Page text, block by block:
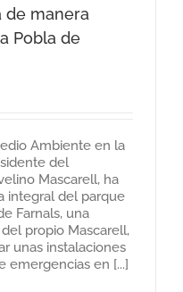
de manera
Pobla de
Ambiente en la
del
Mascarell, ha
integral del parque
Farnals, una
propio Mascarell,
unas instalaciones
emergencias en [...]